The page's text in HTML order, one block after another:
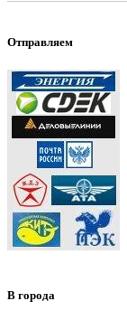
Отправляем
В города